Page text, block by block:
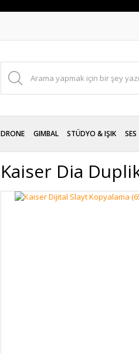
DRONE GIMBAL STÜDYO & IŞIK SES
Kaiser Dia